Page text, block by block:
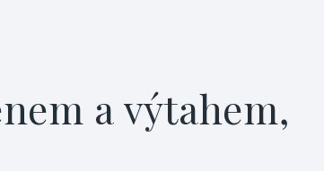
a výtahem,